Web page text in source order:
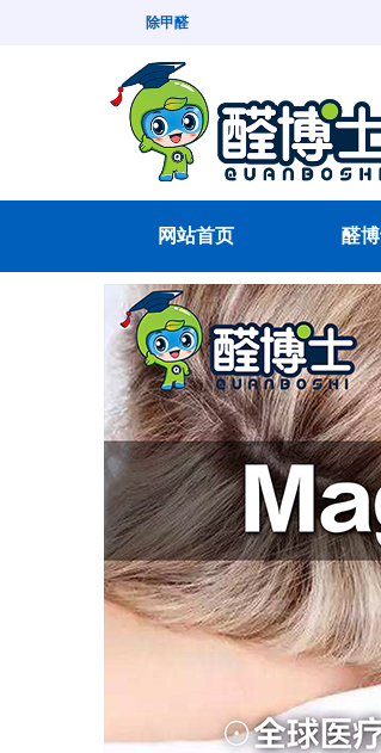
除甲醛
网站首页 醛